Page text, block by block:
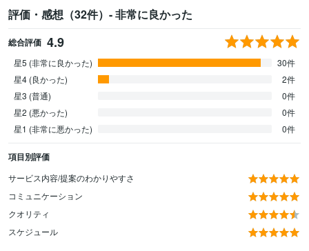
評価・感想（32件）- 非常に良かった
総合評価 4.9
星5 (非常に良かった)
30件
星4 (良かった)
2件
星3 (普通)
0件
星2 (悪かった)
0件
星1 (非常に悪かった)
0件
項目別評価
サービス内容/提案のわかりやすさ
コミュニケーション
クオリティ
スケジュール